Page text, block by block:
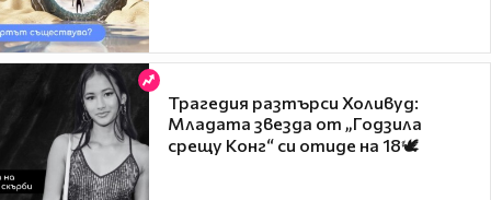
Трагедия разтърси Холивуд:
Младата звезда от „Годзила
срещу Конг“ си отиде на 18🕊️